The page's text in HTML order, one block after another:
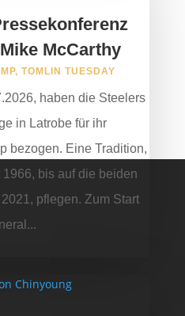
McCarthy
, TOMLIN TUESDAY
haben die Steelers
in Latrobe für ihr
bezogen. Eine Tradition,
bis auf die beiden
pflegen. Zum Start